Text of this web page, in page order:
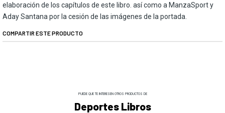
elaboración de los capítulos de este libro. así como a ManzaSport y
Aday Santana por la cesión de las imágenes de la portada.
COMPARTIR ESTE PRODUCTO
PUEDE QUE TE INTERESEN OTROS PRODUCTOS DE
Deportes Libros